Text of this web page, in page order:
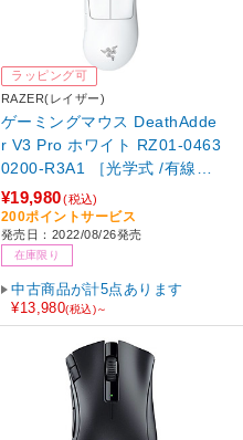
ラッピング可
RAZER(レイザー)
ゲーミングマウス DeathAdde
r V3 Pro ホワイト RZ01-0463
0200-R3A1 ［光学式 /有線／
無線(ワイヤレス) /7ボタン /U
SB］
¥19,980(税込)
200ポイントサービス
発売日：2022/08/26発売
在庫限り
中古商品が計5点あります
¥13,980(税込)～